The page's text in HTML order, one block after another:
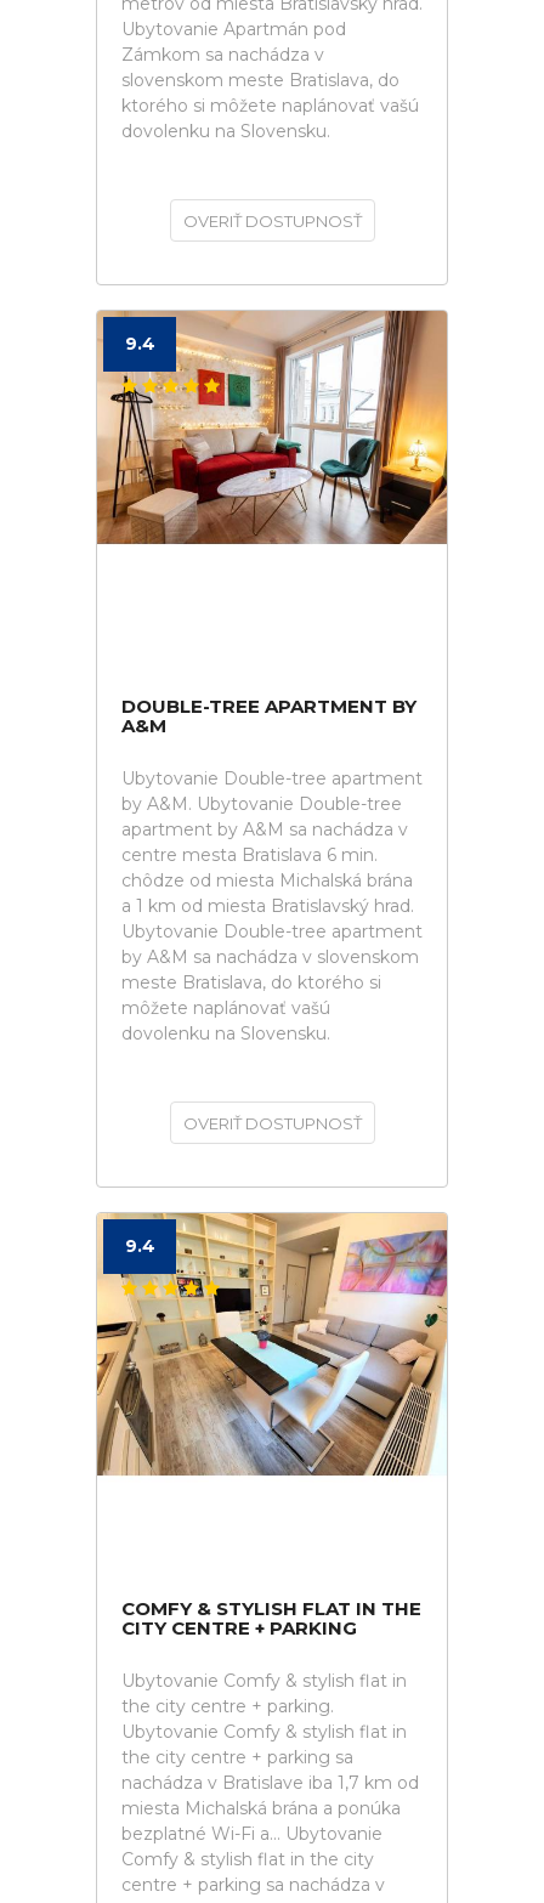
Ubytovanie Apartmán pod
Zámkom sa nachádza v
slovenskom meste Bratislava, do
ktorého si môžete naplánovať vašú
dovolenku na Slovensku.
OVERIŤ DOSTUPNOSŤ
9.4
DOUBLE-TREE APARTMENT BY
A&M
Ubytovanie Double-tree apartment
by A&M. Ubytovanie Double-tree
apartment by A&M sa nachádza v
centre mesta Bratislava 6 min.
chôdze od miesta Michalská brána
a 1 km od miesta Bratislavský hrad.
Ubytovanie Double-tree apartment
by A&M sa nachádza v slovenskom
meste Bratislava, do ktorého si
môžete naplánovať vašú
dovolenku na Slovensku.
OVERIŤ DOSTUPNOSŤ
9.4
COMFY & STYLISH FLAT IN THE
CITY CENTRE + PARKING
Ubytovanie Comfy & stylish flat in
the city centre + parking.
Ubytovanie Comfy & stylish flat in
the city centre + parking sa
nachádza v Bratislave iba 1,7 km od
miesta Michalská brána a ponúka
bezplatné Wi-Fi a... Ubytovanie
Comfy & stylish flat in the city
centre + parking sa nachádza v